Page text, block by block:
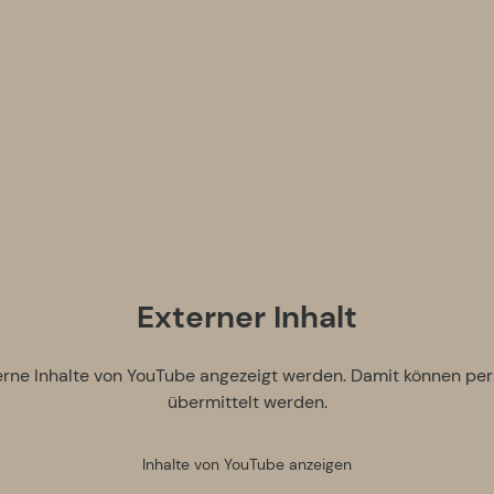
Externer Inhalt
Inhalte von YouTube angezeigt werden. Damit können
übermittelt werden.
Inhalte von YouTube anzeigen